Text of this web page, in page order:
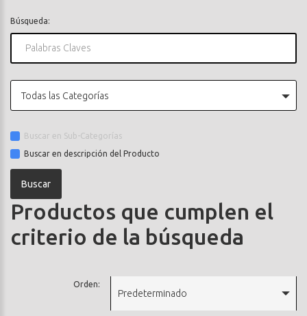
Búsqueda:
Todas las Categorías
Buscar en Sub-Categorías
Buscar en descripción del Producto
Productos que cumplen el
criterio de la búsqueda
Orden:
Predeterminado